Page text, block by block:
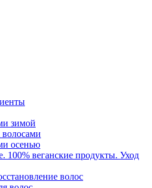
зимой
волосами
осенью
100% веганские продукты. Уход
волос